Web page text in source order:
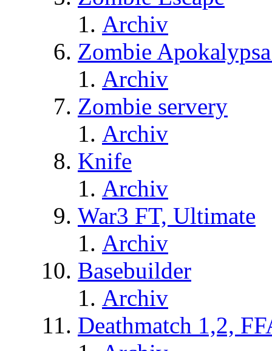
Archiv
Zombie
Archiv
Zombie servery
Archiv
Knife
Archiv
War3 FT, Ultimate
Archiv
Basebuilder
Archiv
Deathmatch 1,2,